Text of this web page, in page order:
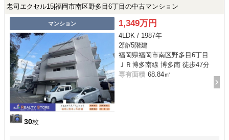
老司エクセル15|福岡市南区野多目6丁目の中古マンション
マンション
30枚
1,349万円
4LDK / 1987年
2階/5階建
福岡県福岡市南区野多目6丁目
ＪＲ博多南線 博多南 徒歩47分
専有面積 68.84㎡